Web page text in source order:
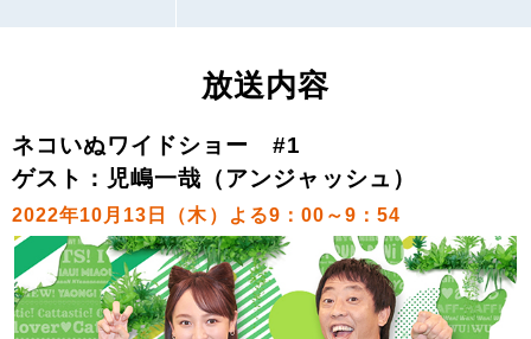
放送内容
ネコいぬワイドショー #1
ゲスト：児嶋一哉（アンジャッシュ）
2022年10月13日（木）よる9：00～9：54